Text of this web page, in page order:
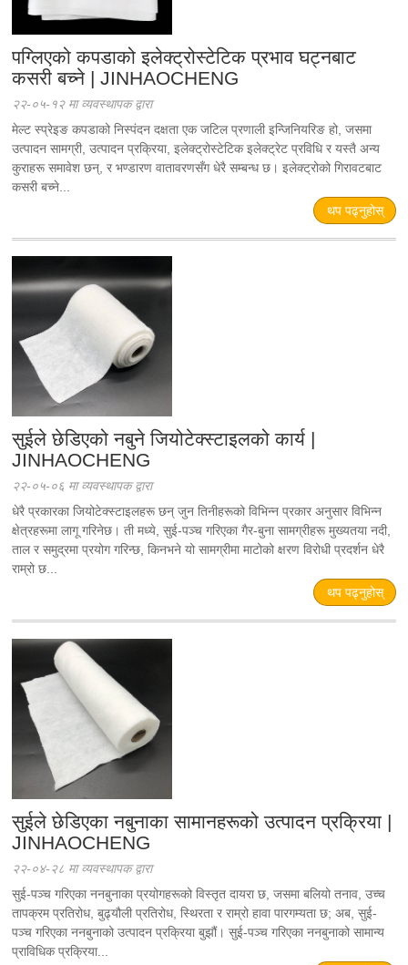
पग्लिएको कपडाको इलेक्ट्रोस्टेटिक प्रभाव घट्नबाट
कसरी बच्ने | JINHAOCHENG
२२-०५-१२ मा व्यवस्थापक द्वारा
मेल्ट स्प्रेइङ कपडाको निस्पंदन दक्षता एक जटिल प्रणाली इन्जिनियरिङ हो, जसमा
उत्पादन सामग्री, उत्पादन प्रक्रिया, इलेक्ट्रोस्टेटिक इलेक्ट्रेट प्रविधि र यस्तै अन्य
कुराहरू समावेश छन्, र भण्डारण वातावरणसँग धेरै सम्बन्ध छ। इलेक्ट्रोको गिरावटबाट
कसरी बच्ने...
थप पढ्नुहोस्
सुईले छेडिएको नबुने जियोटेक्स्टाइलको कार्य |
JINHAOCHENG
२२-०५-०६ मा व्यवस्थापक द्वारा
धेरै प्रकारका जियोटेक्स्टाइलहरू छन् जुन तिनीहरूको विभिन्न प्रकार अनुसार विभिन्न
क्षेत्रहरूमा लागू गरिनेछ। ती मध्ये, सुई-पञ्च गरिएका गैर-बुना सामग्रीहरू मुख्यतया नदी,
ताल र समुद्रमा प्रयोग गरिन्छ, किनभने यो सामग्रीमा माटोको क्षरण विरोधी प्रदर्शन धेरै
राम्रो छ...
थप पढ्नुहोस्
सुईले छेडिएका नबुनाका सामानहरूको उत्पादन प्रक्रिया |
JINHAOCHENG
२२-०४-२८ मा व्यवस्थापक द्वारा
सुई-पञ्च गरिएका ननबुनाका प्रयोगहरूको विस्तृत दायरा छ, जसमा बलियो तनाव, उच्च
तापक्रम प्रतिरोध, बुढ्यौली प्रतिरोध, स्थिरता र राम्रो हावा पारगम्यता छ; अब, सुई-
पञ्च गरिएका ननबुनाको उत्पादन प्रक्रिया बुझौं। सुई-पञ्च गरिएका ननबुनाको सामान्य
प्राविधिक प्रक्रिया...